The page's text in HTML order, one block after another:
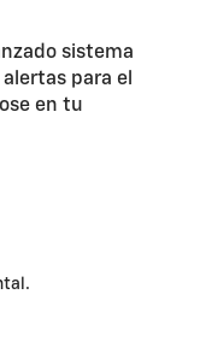
sistema
para el
en tu